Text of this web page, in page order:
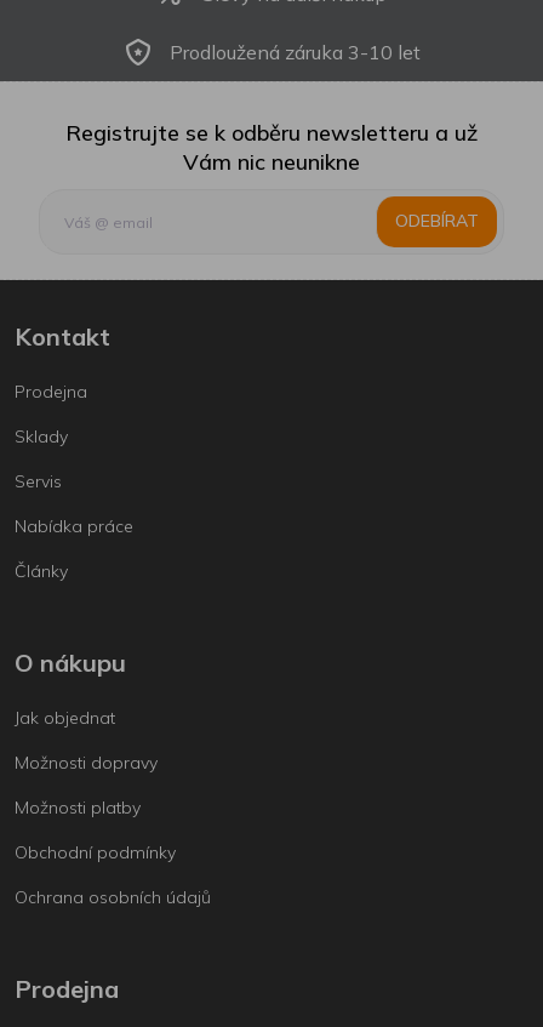
Prodloužená záruka 3-10 let
Registrujte se k odběru newsletteru a už
Vám nic neunikne
ODEBÍRAT
Kontakt
Prodejna
Sklady
Servis
Nabídka práce
Články
O nákupu
Jak objednat
Možnosti dopravy
Možnosti platby
Obchodní podmínky
Ochrana osobních údajů
Prodejna